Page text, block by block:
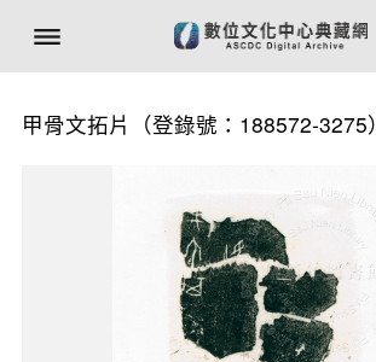
甲骨文拓片（登錄號：188572-3275）